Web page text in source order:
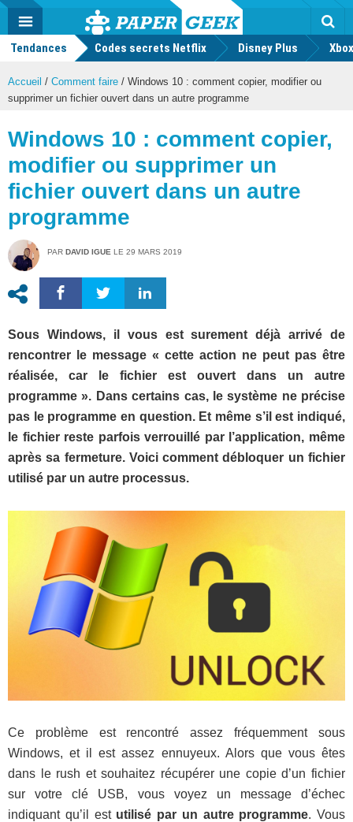
Actu
geek
MENU
Tendances Codes secrets Netflix Disney Plus
Accueil / Comment faire / Windows 10 : comment copier, modifier ou
supprimer un fichier ouvert dans un autre programme
Windows 10 : comment copier,
modifier ou supprimer un
fichier ouvert dans un autre
programme
PAR DAVID IGUE LE 29 MARS 2019
Sous Windows, il vous est surement déjà arrivé de
rencontrer le message « cette action ne peut pas être
réalisée, car le fichier est ouvert dans un autre
programme ». Dans certains cas, le système ne précise
pas le programme en question. Et même s’il est indiqué,
le fichier reste parfois verrouillé par l’application, même
après sa fermeture. Voici comment débloquer un fichier
utilisé par un autre processus.
Ce problème est rencontré assez fréquemment sous
Windows, et il est assez ennuyeux. Alors que vous êtes
dans le rush et souhaitez récupérer une copie d’un fichier
sur votre clé USB, vous voyez un message d’échec
indiquant qu’il est utilisé par un autre programme. Vous
Mode
FacebookTwitter Youtube